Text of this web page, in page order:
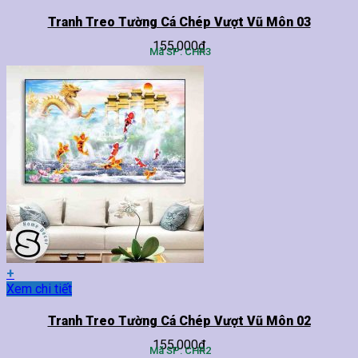
biến
thể.
Các
chọn
được
chọn
trên
trang
sản
phẩm
Tranh Treo Tường Cá Chép Vượt Vũ Môn 03
155,000₫
Mã SP: CHR3
+
Sản
Xem chi tiết
Tranh Treo Tường Cá Chép Vượt Vũ Môn 02
155,000₫
Mã SP: CHR2